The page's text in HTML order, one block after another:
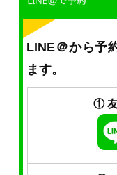
LINE＠から予
ます。
① 友